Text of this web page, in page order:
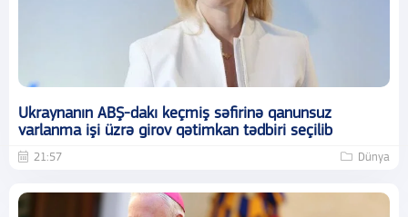
Ukraynanın ABŞ-dakı keçmiş səfirinə qanunsuz
varlanma işi üzrə girov qətimkan tədbiri seçilib
21:57 Dünya